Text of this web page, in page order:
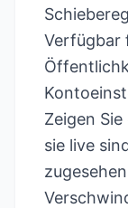
Verfügbar
Zeigen
sie live